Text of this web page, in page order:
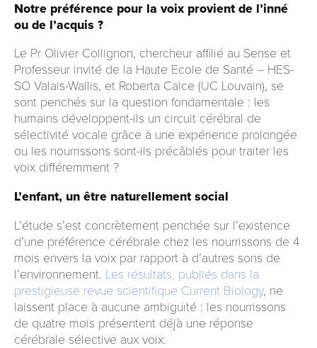
Notre préférence pour la voix provient de l’inné
ou de l’acquis ?
Le Pr Olivier Collignon, chercheur affilié au Sense et
Professeur invité de la Haute Ecole de Santé – HES-
SO Valais-Wallis, et Roberta Calce (UC Louvain), se
sont penchés sur la question fondamentale : les
humains développent-ils un circuit cérébral de
sélectivité vocale grâce à une expérience prolongée
ou les nourrissons sont-ils précâblés pour traiter les
voix différemment ?
L’enfant, un être naturellement social
L’étude s’est concrètement penchée sur l’existence
d’une préférence cérébrale chez les nourrissons de 4
mois envers la voix par rapport à d’autres sons de
l’environnement. Les résultats, publiés dans la
prestigieuse revue scientifique Current Biology, ne
laissent place à aucune ambiguïté : les nourrissons
de quatre mois présentent déjà une réponse
cérébrale sélective aux voix.